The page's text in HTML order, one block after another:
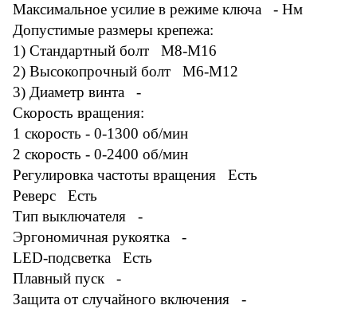
Максимальное усилие в режиме ключа - Нм
Допустимые размеры крепежа:
1) Стандартный болт М8-М16
2) Высокопрочный болт М6-М12
3) Диаметр винта -
Скорость вращения:
1 скорость - 0-1300 об/мин
2 скорость - 0-2400 об/мин
Регулировка частоты вращения Есть
Реверс Есть
Тип выключателя -
Эргономичная рукоятка -
LED-подсветка Есть
Плавный пуск -
Защита от случайного включения -